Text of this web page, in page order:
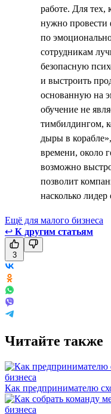
работе. Для тех,
нужно провести
по
сотрудникам
безопасную
и выстроить
основанную на
обучение не
тимбилдингом,
дыры в
времени, около
возможно
позволит
насколько
Ещё для малого бизнеса
↩ К другим статьям
3
Читайте также
Как предпринимателю